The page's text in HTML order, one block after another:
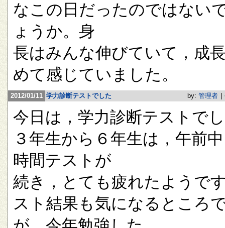
なこの日だったのではない
ょうか。身
長はみんな伸びていて，成
めて感じていました。
2012/01/11 学力診断テストでした by: 管理者
今日は，学力診断テストで
３年生から６年生は，午前
時間テストが
続き，とても疲れたようで
スト結果も気になるところ